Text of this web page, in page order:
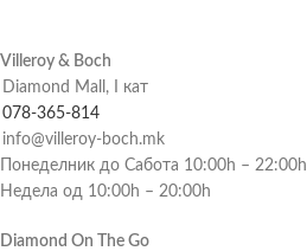
Villeroy & Boch
Diamond Mall, I кат
078-365-814
info@villeroy-boch.mk
Понеделник до Сабота 10:00h – 22:00h
Недела од 10:00h – 20:00h
Diamond On The Go